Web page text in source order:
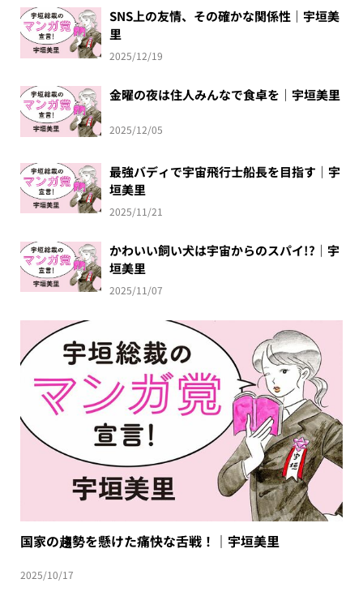
SNS上の友情、その確かな関係性｜宇垣美
里
2025/12/19
金曜の夜は住人みんなで食卓を｜宇垣美里
2025/12/05
最強バディで宇宙飛行士船長を目指す｜宇
垣美里
2025/11/21
かわいい飼い犬は宇宙からのスパイ!?｜宇
垣美里
2025/11/07
国家の趨勢を懸けた痛快な舌戦！｜宇垣美里
2025/10/17